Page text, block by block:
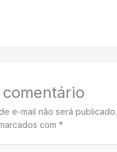
e-mail não será publicado.
com *